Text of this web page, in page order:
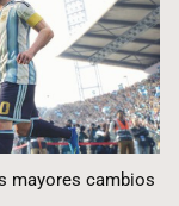
mayores cambios